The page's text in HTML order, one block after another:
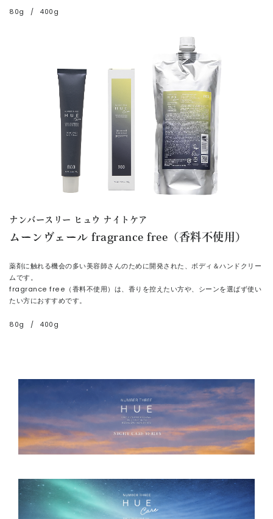
80g / 400g
ナンバースリー ヒュウ ナイトケア
ムーンヴェール fragrance free（香料不使用）
薬剤に触れる機会の多い美容師さんのために開発された、ボディ＆ハンドクリー
ムです。
fragrance free（香料不使用）は、香りを控えたい方や、シーンを選ばず使い
たい方におすすめです。
80g / 400g